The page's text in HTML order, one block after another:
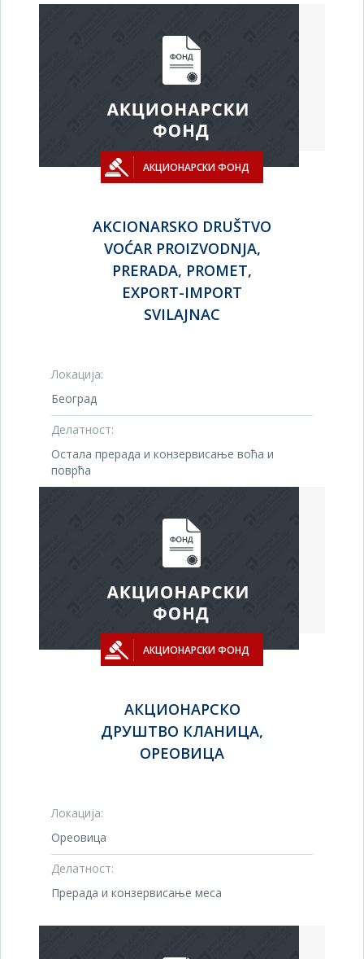
АКЦИОНАРСКИ ФОНД
AKCIONARSKO DRUŠTVO
VOĆAR PROIZVODNJA,
PRERADA, PROMET,
EXPORT-IMPORT
SVILAJNAC
Локација:
Београд
Делатност:
Остала прерада и конзервисање воћа и
поврћа
АКЦИОНАРСКИ ФОНД
АКЦИОНАРСКО
ДРУШТВО КЛАНИЦА,
ОРЕОВИЦА
Локација:
Ореовица
Делатност:
Прерада и конзервисање меса